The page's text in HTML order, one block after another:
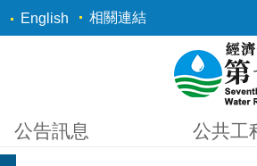
English 相關連結
公告訊息 公共工